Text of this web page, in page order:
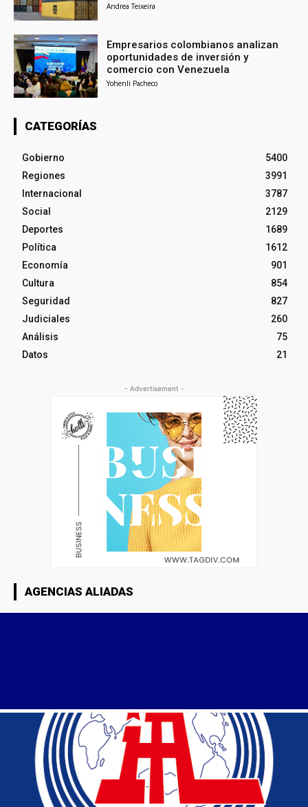
Andrea Teixeira
Empresarios colombianos analizan
oportunidades de inversión y
comercio con Venezuela
Yohenli Pacheco
CATEGORÍAS
Gobierno
5400
Regiones
3991
Internacional
3787
Social
2129
Deportes
1689
Política
1612
Economía
901
Cultura
854
Seguridad
827
Judiciales
260
Análisis
75
Datos
21
- Advertisement -
AGENCIAS ALIADAS